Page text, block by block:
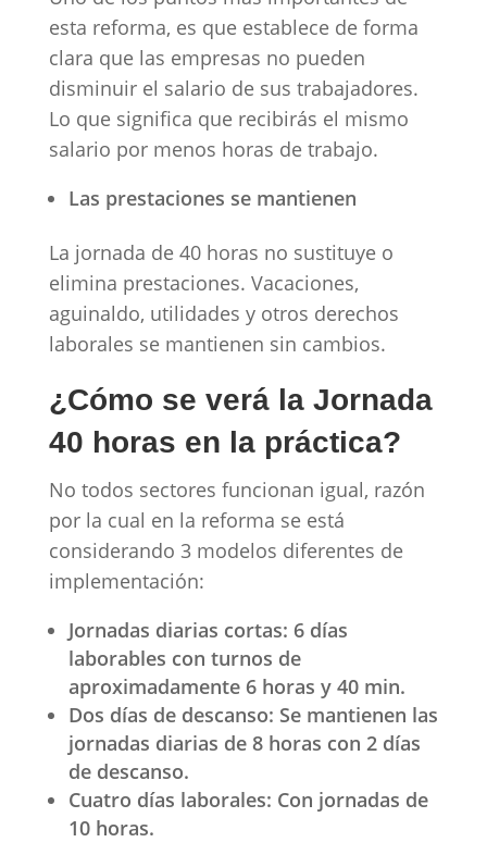
esta reforma, es que establece de forma
clara que las empresas no pueden
disminuir el salario de sus trabajadores.
Lo que significa que recibirás el mismo
salario por menos horas de trabajo.
Las prestaciones se mantienen
La jornada de 40 horas no sustituye o
elimina prestaciones. Vacaciones,
aguinaldo, utilidades y otros derechos
laborales se mantienen sin cambios.
¿Cómo se verá la Jornada
40 horas en la práctica?
No todos sectores funcionan igual, razón
por la cual en la reforma se está
considerando 3 modelos diferentes de
implementación:
Jornadas diarias cortas: 6 días
laborables con turnos de
aproximadamente 6 horas y 40 min.
Dos días de descanso: Se mantienen las
jornadas diarias de 8 horas con 2 días
de descanso.
Cuatro días laborales: Con jornadas de
10 horas.